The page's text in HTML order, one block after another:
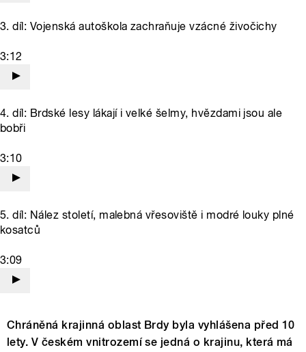
3. díl: Vojenská autoškola zachraňuje vzácné živočichy
3:12
4. díl: Brdské lesy lákají i velké šelmy, hvězdami jsou ale
bobři
3:10
5. díl: Nález století, malebná vřesoviště i modré louky plné
kosatců
3:09
Chráněná krajinná oblast Brdy byla vyhlášena před 10
lety. V českém vnitrozemí se jedná o krajinu, která má